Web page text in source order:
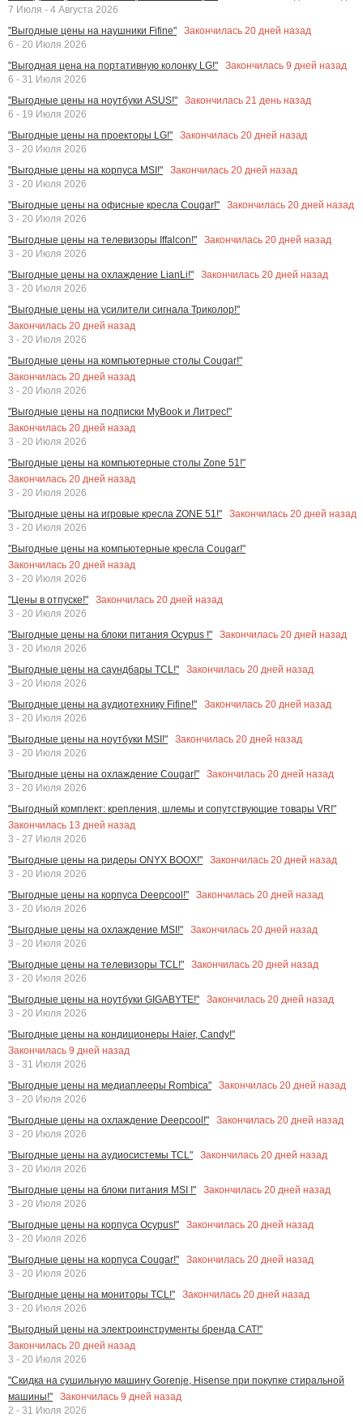
7 Июля - 4 Августа 2026
"Выгодные цены на наушники Fifine"
Закончилась 20 дней назад
6 - 20 Июля 2026
"Выгодная цена на портативную колонку LG!"
Закончилась 9 дней назад
6 - 31 Июля 2026
"Выгодные цены на ноутбуки ASUS!"
Закончилась 21 день назад
6 - 19 Июля 2026
"Выгодные цены на проекторы LG!"
Закончилась 20 дней назад
3 - 20 Июля 2026
"Выгодные цены на корпуса MSI!"
Закончилась 20 дней назад
3 - 20 Июля 2026
"Выгодные цены на офисные кресла Cougar!"
Закончилась 20 дней назад
3 - 20 Июля 2026
"Выгодные цены на телевизоры Iffalcon!"
Закончилась 20 дней назад
3 - 20 Июля 2026
"Выгодные цены на охлаждение LianLi!"
Закончилась 20 дней назад
3 - 20 Июля 2026
"Выгодные цены на усилители сигнала Триколор!"
Закончилась 20 дней назад
3 - 20 Июля 2026
"Выгодные цены на компьютерные столы Cougar!"
Закончилась 20 дней назад
3 - 20 Июля 2026
"Выгодные цены на подписки MyBook и Литрес!"
Закончилась 20 дней назад
3 - 20 Июля 2026
"Выгодные цены на компьютерные столы Zone 51!"
Закончилась 20 дней назад
3 - 20 Июля 2026
"Выгодные цены на игровые кресла ZONE 51!"
Закончилась 20 дней назад
3 - 20 Июля 2026
"Выгодные цены на компьютерные кресла Cougar!"
Закончилась 20 дней назад
3 - 20 Июля 2026
"Цены в отпуске!"
Закончилась 20 дней назад
3 - 20 Июля 2026
"Выгодные цены на блоки питания Ocypus !"
Закончилась 20 дней назад
3 - 20 Июля 2026
"Выгодные цены на саундбары TCL!"
Закончилась 20 дней назад
3 - 20 Июля 2026
"Выгодные цены на аудиотехнику Fifine!"
Закончилась 20 дней назад
3 - 20 Июля 2026
"Выгодные цены на ноутбуки MSI!"
Закончилась 20 дней назад
3 - 20 Июля 2026
"Выгодные цены на охлаждение Cougar!"
Закончилась 20 дней назад
3 - 20 Июля 2026
"Выгодный комплект: крепления, шлемы и сопутствующие товары VR!"
Закончилась 13 дней назад
3 - 27 Июля 2026
"Выгодные цены на ридеры ONYX BOOX!"
Закончилась 20 дней назад
3 - 20 Июля 2026
"Выгодные цены на корпуса Deepcool!"
Закончилась 20 дней назад
3 - 20 Июля 2026
"Выгодные цены на охлаждение MSI!"
Закончилась 20 дней назад
3 - 20 Июля 2026
"Выгодные цены на телевизоры TCL!"
Закончилась 20 дней назад
3 - 20 Июля 2026
"Выгодные цены на ноутбуки GIGABYTE!"
Закончилась 20 дней назад
3 - 20 Июля 2026
"Выгодные цены на кондиционеры Haier, Candy!"
Закончилась 9 дней назад
3 - 31 Июля 2026
"Выгодные цены на медиаплееры Rombica"
Закончилась 20 дней назад
3 - 20 Июля 2026
"Выгодные цены на охлаждение Deepcool!"
Закончилась 20 дней назад
3 - 20 Июля 2026
"Выгодные цены на аудиосистемы TCL"
Закончилась 20 дней назад
3 - 20 Июля 2026
"Выгодные цены на блоки питания MSI !"
Закончилась 20 дней назад
3 - 20 Июля 2026
"Выгодные цены на корпуса Ocypus!"
Закончилась 20 дней назад
3 - 20 Июля 2026
"Выгодные цены на корпуса Cougar!"
Закончилась 20 дней назад
3 - 20 Июля 2026
"Выгодные цены на мониторы TCL!"
Закончилась 20 дней назад
3 - 20 Июля 2026
"Выгодный цены на электроинструменты бренда CAT!"
Закончилась 20 дней назад
3 - 20 Июля 2026
"Скидка на сушильную машину Gorenje, Hisense при покупке стиральной
машины!"
Закончилась 9 дней назад
2 - 31 Июля 2026